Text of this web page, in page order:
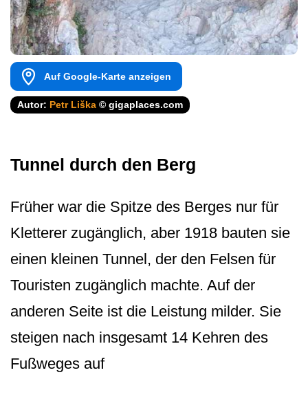
Auf Google-Karte anzeigen
Autor: Petr Liška © gigaplaces.com
Tunnel durch den Berg
Früher war die Spitze des Berges nur für
Kletterer zugänglich, aber 1918 bauten sie
einen kleinen Tunnel, der den Felsen für
Touristen zugänglich machte. Auf der
anderen Seite ist die Leistung milder. Sie
steigen nach insgesamt 14 Kehren des
Fußweges auf